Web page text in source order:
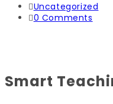
Uncategorized
0 Comments
Smart